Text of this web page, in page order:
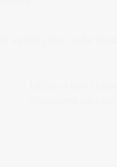
Už jste o tom